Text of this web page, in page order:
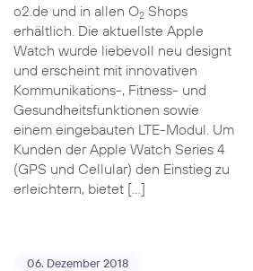
o2.de und in allen O2Shops
erhältlich. Die aktuellste Apple
Watch wurde liebevoll neu designt
und erscheint mit innovativen
Kommunikations-, Fitness- und
Gesundheitsfunktionen sowie
einem eingebauten LTE-Modul. Um
Kunden der Apple Watch Series 4
(GPS und Cellular) den Einstieg zu
erleichtern, bietet […]
06. Dezember 2018